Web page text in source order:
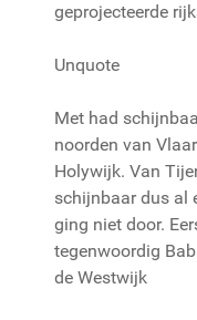
geprojecteerde
Unquote
Met had
noorden van
Holywijk. Van
schijnbaar dus al
ging niet door.
tegenwoordig
de Westwijk